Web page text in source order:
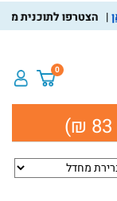
הצטרפו לתוכנית
0